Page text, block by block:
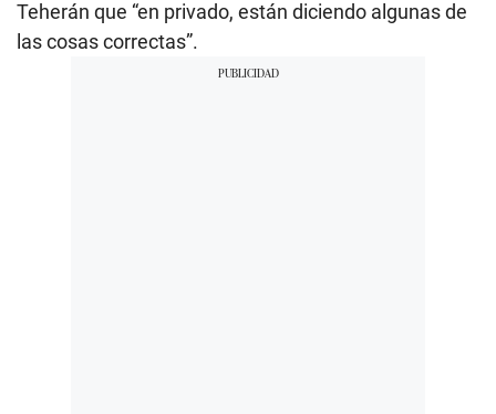
Teherán que “en privado, están diciendo algunas de
las cosas correctas”.